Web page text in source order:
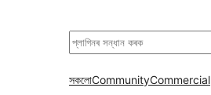
সন্ধান
সকলোCommunityCommercial